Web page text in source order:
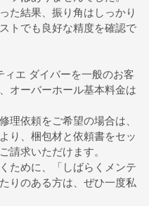
た結果、振り角はしっかり
トでも良好な精度を確認で
エ ダイバーを一般のお客
オーバーホール基本料金は
理依頼をご希望の場合は、
より、梱包材と依頼書をセッ
請求いただけます。
ために、「しばらくメンテ
りのある方は、ぜひ一度私